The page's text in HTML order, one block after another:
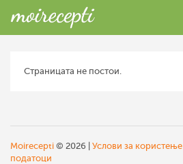
Страницата не постои.
Moirecepti © 2026 | Услови за користење
податоци